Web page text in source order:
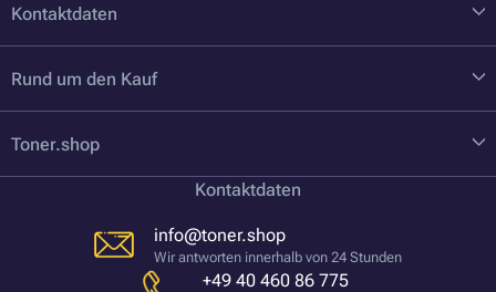
Kontaktdaten
Rund um den Kauf
Toner.shop
Kontaktdaten
info@toner.shop
Wir antworten innerhalb von 24 Stunden
+49 40 460 86 775